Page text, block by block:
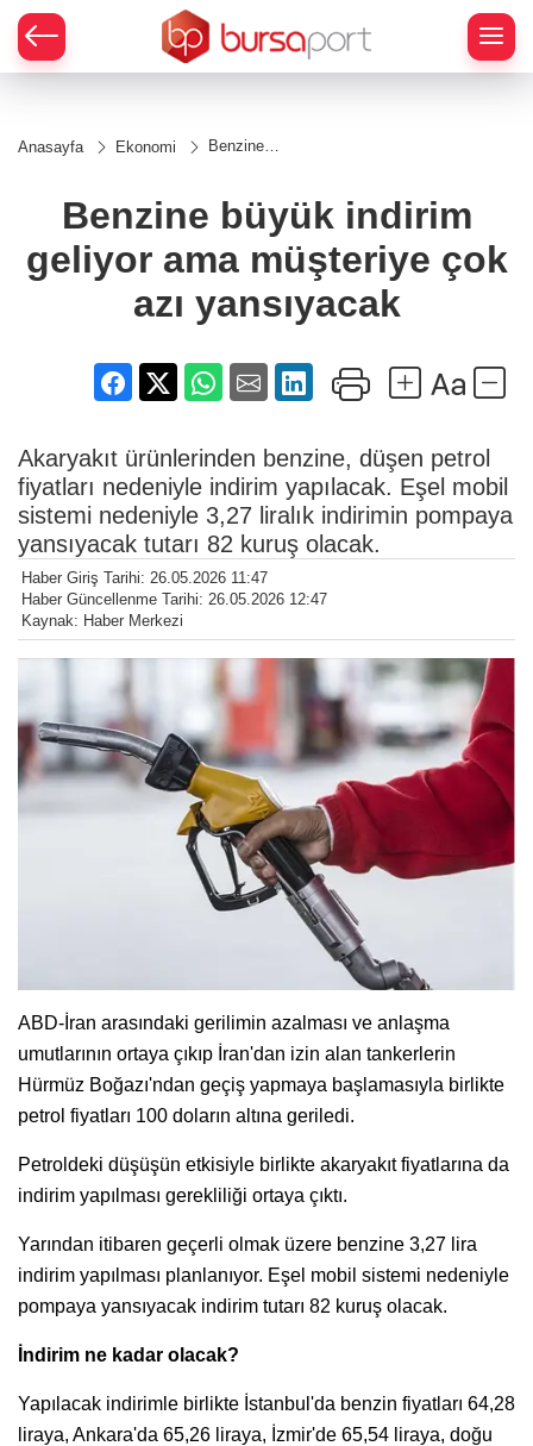
Anasayfa Ekonomi
Benzine
geliyor ama
müşteriye
yansıyacak
Benzine büyük indirim
geliyor ama müşteriye çok
azı yansıyacak
Akaryakıt ürünlerinden benzine, düşen petrol
fiyatları nedeniyle indirim yapılacak. Eşel mobil
sistemi nedeniyle 3,27 liralık indirimin pompaya
yansıyacak tutarı 82 kuruş olacak.
Haber Giriş Tarihi: 26.05.2026 11:47
Haber Güncellenme Tarihi: 26.05.2026 12:47
Kaynak: Haber Merkezi
ABD-İran arasındaki gerilimin azalması ve anlaşma
umutlarının ortaya çıkıp İran'dan izin alan tankerlerin
Hürmüz Boğazı'ndan geçiş yapmaya başlamasıyla birlikte
petrol fiyatları 100 doların altına geriledi.
Petroldeki düşüşün etkisiyle birlikte akaryakıt fiyatlarına da
indirim yapılması gerekliliği ortaya çıktı.
Yarından itibaren geçerli olmak üzere benzine 3,27 lira
indirim yapılması planlanıyor. Eşel mobil sistemi nedeniyle
pompaya yansıyacak indirim tutarı 82 kuruş olacak.
İndirim ne kadar olacak?
Yapılacak indirimle birlikte İstanbul'da benzin fiyatları 64,28
liraya, Ankara'da 65,26 liraya, İzmir'de 65,54 liraya, doğu